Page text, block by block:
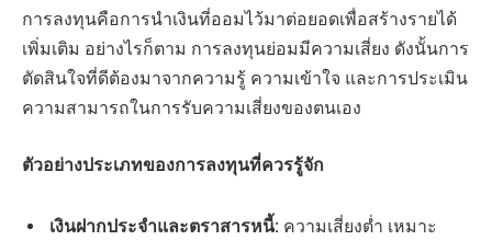
การลงทุนคือการนำเงินที่ออมไว้มาต่อยอดเพื่อสร้างรายได้
เพิ่มเติม อย่างไรก็ตาม การลงทุนย่อมมีความเสี่ยง ดังนั้นการ
ตัดสินใจที่ดีต้องมาจากความรู้ ความเข้าใจ และการประเมิน
ความสามารถในการรับความเสี่ยงของตนเอง
ตัวอย่างประเภทของการลงทุนที่ควรรู้จัก
เงินฝากประจำและตราสารหนี้: ความเสี่ยงต่ำ เหมาะ